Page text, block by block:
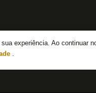
experiência. Ao continuar
.
Botafogo